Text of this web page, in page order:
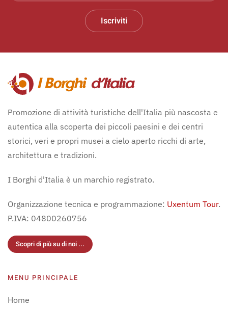
Iscriviti
Promozione di attività turistiche dell'Italia più nascosta e
autentica alla scoperta dei piccoli paesini e dei centri
storici, veri e propri musei a cielo aperto ricchi di arte,
architettura e tradizioni.
I Borghi d'Italia è un marchio registrato.
Organizzazione tecnica e programmazione: Uxentum Tour.
P.IVA: 04800260756
Scopri di più su di noi ...
MENU PRINCIPALE
Home